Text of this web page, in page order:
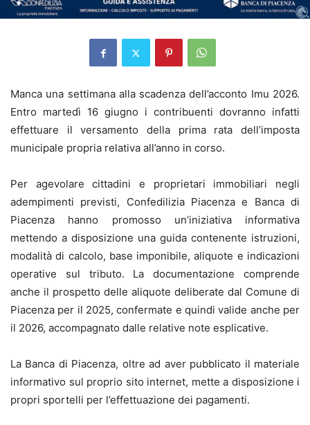
Manca una settimana alla scadenza dell’acconto Imu 2026.
Entro martedì 16 giugno i contribuenti dovranno infatti
effettuare il versamento della prima rata dell’imposta
municipale propria relativa all’anno in corso.
Per agevolare cittadini e proprietari immobiliari negli
adempimenti previsti, Confedilizia Piacenza e Banca di
Piacenza hanno promosso un’iniziativa informativa
mettendo a disposizione una guida contenente istruzioni,
modalità di calcolo, base imponibile, aliquote e indicazioni
operative sul tributo. La documentazione comprende
anche il prospetto delle aliquote deliberate dal Comune di
Piacenza per il 2025, confermate e quindi valide anche per
il 2026, accompagnato dalle relative note esplicative.
La Banca di Piacenza, oltre ad aver pubblicato il materiale
informativo sul proprio sito internet, mette a disposizione i
propri sportelli per l’effettuazione dei pagamenti.